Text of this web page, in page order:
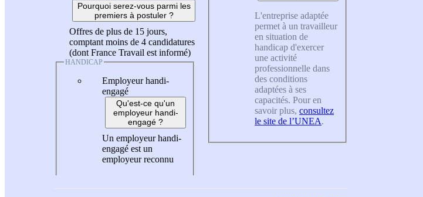
Pourquoi serez-vous parmi les
premiers à postuler ?
Offres de plus de 15 jours,
comptant moins de 4 candidatures
(dont France Travail est informé)
HANDICAP
Employeur handi-
engagé
Qu'est-ce qu'un
employeur handi-
engagé ?
Un employeur handi-
engagé est un
employeur reconnu
L'entreprise adaptée
permet à un travailleur
en situation de
handicap d'exercer
une activité
professionnelle dans
des conditions
adaptées à ses
capacités. Pour en
savoir plus, consultez
le site de l’UNEA.